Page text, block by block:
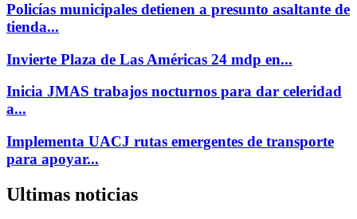
Policías municipales detienen a presunto asaltante de
tienda...
Invierte Plaza de Las Américas 24 mdp en...
Inicia JMAS trabajos nocturnos para dar celeridad
a...
Implementa UACJ rutas emergentes de transporte
para apoyar...
Ultimas noticias